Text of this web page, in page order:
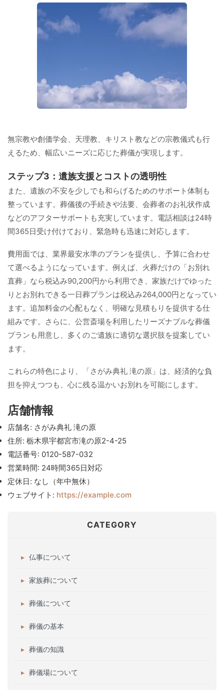
無宗教や創価学会、天理教、キリスト教などの宗教儀式も行
えるため、幅広いニーズに応じた葬儀が実現します。
ステップ3：遺族支援とコストの透明性
また、遺族の不安を少しでも和らげるためのサポート体制も
整っています。葬儀後の手続きや法要、会葬者のお礼状作成
などのアフターサポートも充実しています。電話相談は24時
間365日受け付けており、緊急時も迅速に対応します。
費用面では、業界最安水準のプランを提供し、予算に合わせ
て選べるようになっています。例えば、火葬だけの「お別れ
直葬」なら税込み90,200円から利用でき、家族だけでゆった
りとお別れできる一日葬プランは税込み264,000円となってい
ます。追加料金の心配もなく、明確な見積もりを提供する仕
組みです。さらに、公営斎場を利用したリーズナブルな葬儀
プランも用意し、多くのご遺族に適切な選択肢を提案してい
ます。
これらの特色により、「さがみ典礼 滝の原」は、経済的な負
担を抑えつつも、心に残る温かいお別れを可能にします。
店舗情報
店舗名: さがみ典礼 滝の原
住所: 栃木県宇都宮市滝の原2-4-25
電話番号: 0120-587-032
営業時間: 24時間365日対応
定休日: なし（年中無休）
ウェブサイト: https://example.com
CATEGORY
仏事について
家族葬について
葬儀について
葬儀の基本
葬儀の知識
葬儀場について